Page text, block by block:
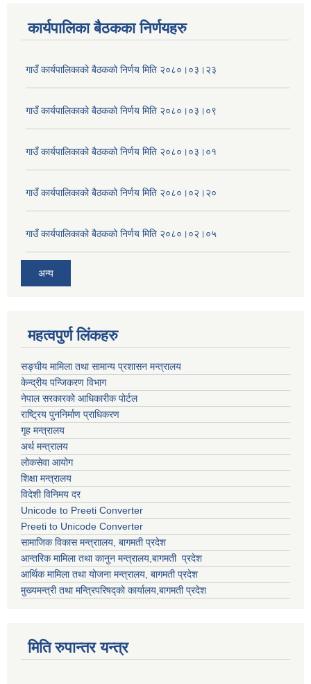
कार्यपालिका बैठकका निर्णयहरु
गाउँ कार्यपालिकाको बैठकको निर्णय मिति २०८०।०३।२३
गाउँ कार्यपालिकाको बैठकको निर्णय मिति २०८०।०३।०९
गाउँ कार्यपालिकाको बैठकको निर्णय मिति २०८०।०३।०१
गाउँ कार्यपालिकाको बैठकको निर्णय मिति २०८०।०२।२०
गाउँ कार्यपालिकाको बैठकको निर्णय मिति २०८०।०२।०५
अन्य
महत्वपुर्ण लिंकहरु
सङ्घीय मामिला तथा सामान्य प्रशासन मन्त्रालय
केन्द्रीय पन्जिकरण विभाग
नेपाल सरकारको आधिकारीक पोर्टल
राष्ट्रिय पुननिर्माण प्राधिकरण
गृह मन्त्रालय
अर्थ मन्त्रालय
लोकसेवा आयोग
शिक्षा मन्त्रालय
विदेशी विनिमय दर
Unicode to Preeti Converter
Preeti to Unicode Converter
सामाजिक विकास मन्त्राालय, बागमती प्रदेश
आन्तरिक मामिला तथा कानुन मन्त्रालय,बागमती प्रदेश
आर्थिक मामिला तथा योजना मन्त्रालय, बागमती प्रदेश
मुख्यमन्त्री तथा मन्त्रिपरिषद्को कार्यालय,बागमती प्रदेश
मिति रुपान्तर यन्त्र